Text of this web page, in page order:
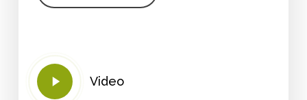
Play
Video
Video